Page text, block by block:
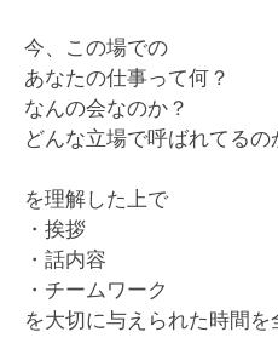
今、この場での
あなたの仕事って何？
なんの会なのか？
どんな立場で呼ばれてるの
を理解した上で
・挨拶
・話内容
・チームワーク
を大切に与えられた時間